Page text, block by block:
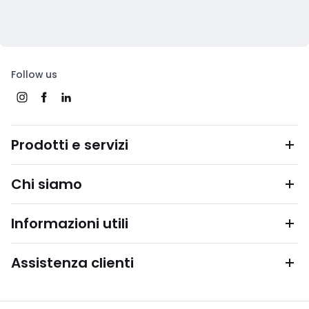
Follow us
Prodotti e servizi
Chi siamo
Informazioni utili
Assistenza clienti